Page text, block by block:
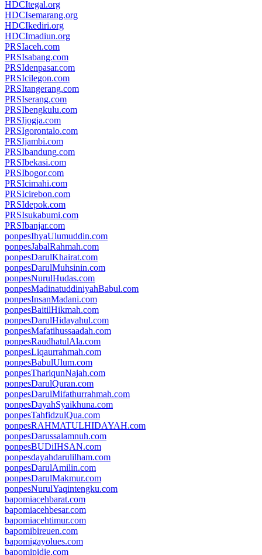
HDCItegal.org
HDCIsemarang.org
HDCIkediri.org
HDCImadiun.org
PRSIaceh.com
PRSIsabang.com
PRSIdenpasar.com
PRSIcilegon.com
PRSItangerang.com
PRSIserang.com
PRSIbengkulu.com
PRSIjogja.com
PRSIgorontalo.com
PRSIjambi.com
PRSIbandung.com
PRSIbekasi.com
PRSIbogor.com
PRSIcimahi.com
PRSIcirebon.com
PRSIdepok.com
PRSIsukabumi.com
PRSIbanjar.com
ponpesIhyaUlumuddin.com
ponpesJabalRahmah.com
ponpesDarulKhairat.com
ponpesDarulMuhsinin.com
ponpesNurulHudas.com
ponpesMadinatuddiniyahBabul.com
ponpesInsanMadani.com
ponpesBaitilHikmah.com
ponpesDarulHidayahul.com
ponpesMafatihussaadah.com
ponpesRaudhatulAla.com
ponpesLiqaurrahmah.com
ponpesBabulUlum.com
ponpesThariqunNajah.com
ponpesDarulQuran.com
ponpesDarulMifathurrahmah.com
ponpesDayahSyaikhuna.com
ponpesTahfidzulQua.com
ponpesRAHMATULHIDAYAH.com
ponpesDarussalamnuh.com
ponpesBUDiIHSAN.com
ponpesdayahdarulilham.com
ponpesDarulAmilin.com
ponpesDarulMakmur.com
ponpesNurulYaqintengku.com
bapomiacehbarat.com
bapomiacehbesar.com
bapomiacehtimur.com
bapomibireuen.com
bapomigayolues.com
bapomipidie.com